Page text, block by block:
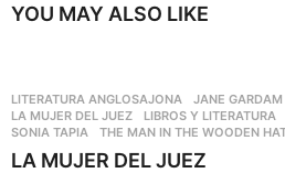
YOU MAY ALSO LIKE
LITERATURA ANGLOSAJONA JANE GARDAM
LA MUJER DEL JUEZ
,LIBROS Y LITERATURA
SONIA TAPIA
,THE MAN IN THE WOODEN
LA MUJER DEL JUEZ